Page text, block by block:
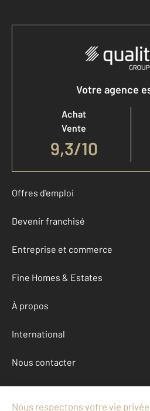
Votre agence
Achat
Vente
9,3/10
Offres d'emploi
Devenir franchisé
Entreprise et commerce
Fine Homes & Estates
À propos
International
Nous contacter